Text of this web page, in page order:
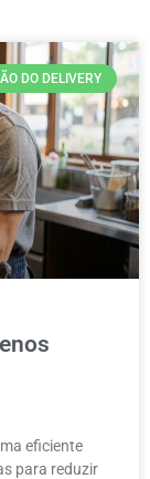
DO DELIVERY
eficiente
para reduzir